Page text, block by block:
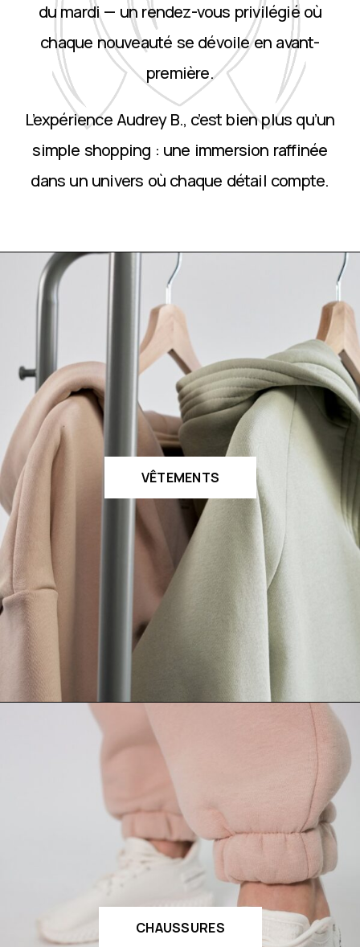
du mardi — un rendez-vous privilégié où
chaque nouveauté se dévoile en avant-
première.
L’expérience Audrey B., c’est bien plus qu’un
simple shopping : une immersion raffinée
dans un univers où chaque détail compte.
VÊTEMENTS
CHAUSSURES